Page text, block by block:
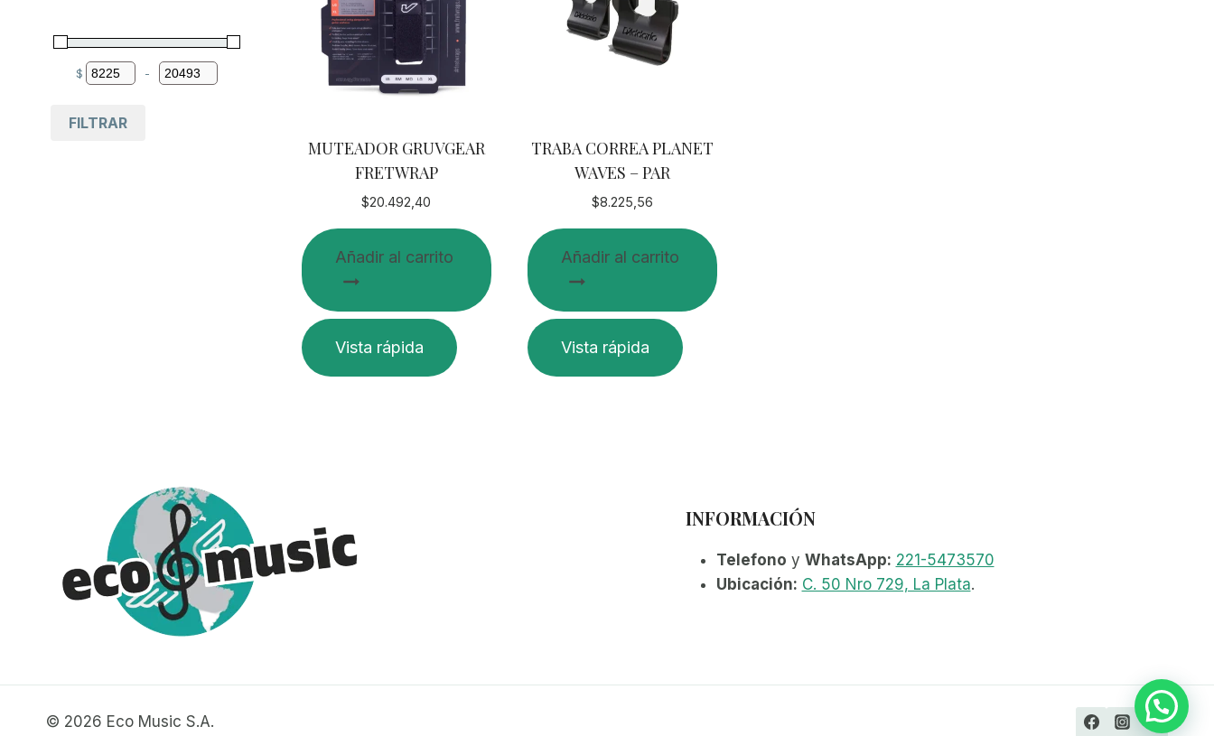
MUTEADOR GRUVGEAR
FRETWRAP
$20.492,40
Añadir al carrito
Vista rápida
TRABA CORREA PLANET
WAVES – PAR
$8.225,56
Añadir al carrito
Vista rápida
$
Minimum Price
-
Maximum Price
FILTRAR
INFORMACIÓN
Telefono y WhatsApp: 221-5473570
Ubicación: C. 50 Nro 729, La Plata.
© 2026 Eco Music S.A.